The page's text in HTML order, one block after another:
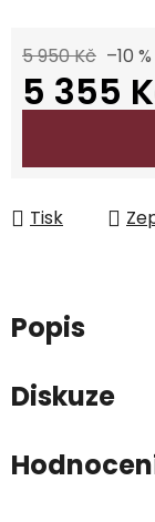
5 950 Kč –10 %
5 355
Tisk
Popis
Diskuze